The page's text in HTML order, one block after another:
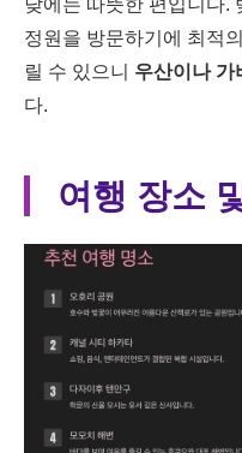
낮에는 따뜻한 편입니다.
정원을 방문하기에 최적
릴 수 있으니 우산이나 가
다.
여행 장소